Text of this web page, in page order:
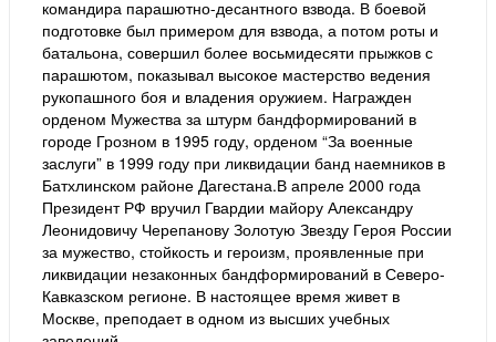
командира парашютно-десантного взвода. В боевой
подготовке был примером для взвода, а потом роты и
батальона, совершил более восьмидесяти прыжков с
парашютом, показывал высокое мастерство ведения
рукопашного боя и владения оружием. Награжден
орденом Мужества за штурм бандформирований в
городе Грозном в 1995 году, орденом “За военные
заслуги” в 1999 году при ликвидации банд наемников в
Батхлинском районе Дагестана.В апреле 2000 года
Президент РФ вручил Гвардии майору Александру
Леонидовичу Черепанову Золотую Звезду Героя России
за мужество, стойкость и героизм, проявленные при
ликвидации незаконных бандформирований в Северо-
Кавказском регионе. В настоящее время живет в
Москве, преподает в одном из высших учебных